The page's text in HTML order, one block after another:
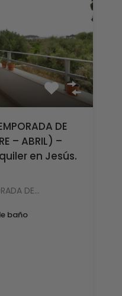
DE
– ABRIL) –
en Jesús.
DE…
baño